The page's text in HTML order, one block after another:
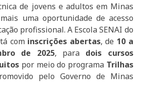
de jovens e adultos em Minas
uma oportunidade de acesso
profissional. A Escola SENAI do
com inscrições abertas, de 10 a
de 2025, para dois cursos
por meio do programa Trilhas
pelo Governo de Minas